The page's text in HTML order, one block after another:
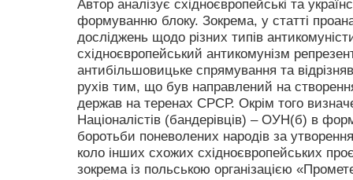
Автор аналізує східноєвропейські та
формуванню блоку. Зокрема, у статті
досліджень щодо різних типів
східноєвропейський антикомунізм
антибільшовицьке спрямування та
рухів тим, що був направлений на
держав на теренах СРСР. Окрім того
Націоналістів (бандерівців) – ОУН(б) в
боротьби поневолених народів за
коло інших схожих східноєвропейських
зокрема із польською організацією